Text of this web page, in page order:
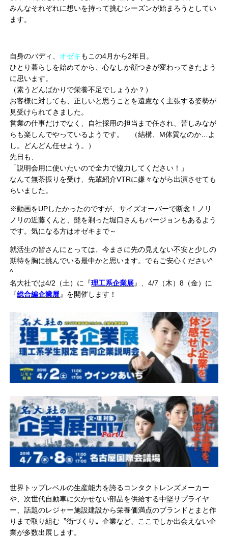
みんなそれぞれに想いを持って挑むシーズンが始まろうとしてい
ます。
自身のバディ、 オゼキもこの4月から2年目。
ひとり暮らしを始めてから、心なしか顔つきが変わってきたよう
に思います。
（素うどんばかりで栄養不足でしょうか？）
お客様に対しても、正しいと思うことを遠慮なく主張する姿勢が
見受けられてきました。
営業の仕事だけでなく、自社採用の担当まで任され、苦しみなが
らも楽しんでやっているようです。 （結構、M体質なのか…よ
し。どんどん任せよう。）
先日も、
「説明会用に使いたいので全力で協力してください！」
なんて無茶振りを受け、先輩紹介VTRに嫌々ながら出演させても
らいました。
※動画をUPしたかったのですが、サイズオーバーで断念！ノリ
ノリの近藤くんと、髭を剃った堀口さんもバージョンもあるよう
です。気になる方はオゼキまで～
就活生の皆さんにとっては、今まさに先の見えない不安と少しの
期待を胸に挑んでいる最中かと思います。でもご安心ください^
^
名大社では4/2（土）に『理工系企業展』、4/7（木）8（金）に
『総合編企業展』を開催します！
世界トップレベルの生産能力を誇るコンタクトレンズメーカー
や、次世代自動車に欠かせない部品を供給する中堅サプライヤ
ー、話題のレジャー施設建設から栄養価満点のブランドとまと作
りまで取り組む〝街づくり〟企業など、ここでしか出会えない企
業が多数出展します。